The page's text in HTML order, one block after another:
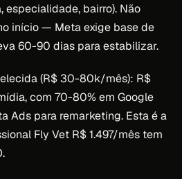
especialidade, bairro). Não
início — Meta exige base de
60-90 dias para estabilizar.
(R$ 30-80k/mês): R$
com 70-80% em Google
Ads para remarketing. Esta é a
Fly Vet R$ 1.497/mês tem